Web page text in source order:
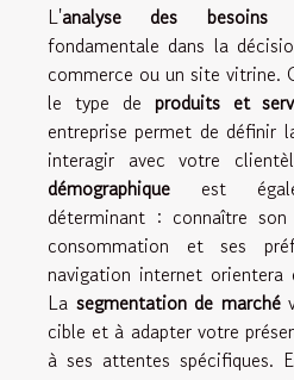
L'analyse des besoins
fondamentale dans la
commerce ou un site vitrine.
le type de produits et
entreprise permet de définir
interagir avec votre
démographique est
déterminant : connaître
consommation et ses
navigation internet
La segmentation de marché
cible et à adapter votre
à ses attentes spécifiques.